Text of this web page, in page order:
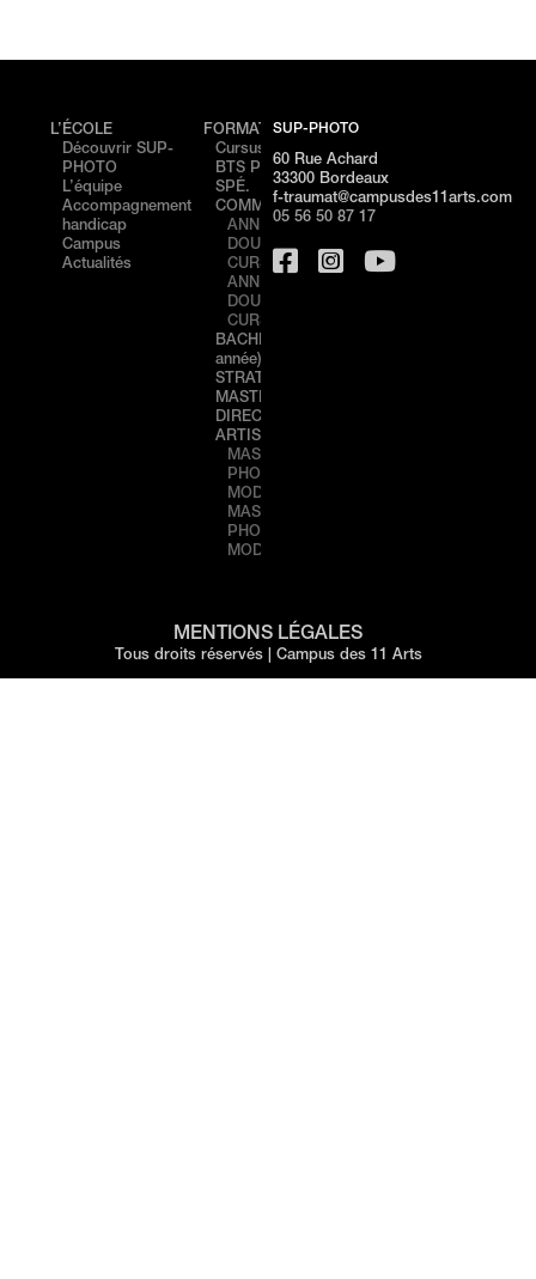
L’ÉCOLE
Découvrir SUP-
PHOTO
L’équipe
Accompagnement
handicap
Campus
Actualités
FORMATIONS
Cursus
BTS PHOTO /
SPÉ.
COMMUNICATION
ANNÉE 1
DOUBLE
CURSUS
ANNÉE 2
DOUBLE
CURSUS
BACHELOR (3ème
année) IMAGE &
STRATÉGIE
MASTÈRE
DIRECTION
ARTISTIQUE 360°
MASTÈRE 1
PHOTO,
MODE & LUXE
MASTÈRE 2
PHOTO,
MODE & LUXE
PORTES
OUVERTES –
NICE
STAGE
PORTES
SUP-PHOTO
60 Rue Achard
33300 Bordeaux
f-traumat@campusdes11arts.com
05 56 50 87 17
MENTIONS LÉGALES
Tous droits réservés | Campus des 11 Arts